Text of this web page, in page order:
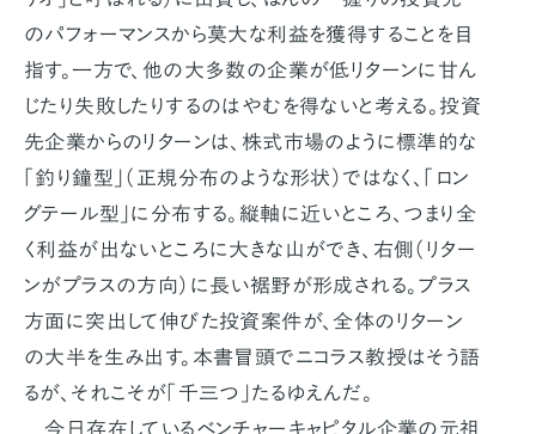
のパフォーマンスから莫大な利益を獲得することを目
指す。一方で、他の大多数の企業が低リターンに甘ん
じたり失敗したりするのはやむを得ないと考える。投資
先企業からのリターンは、株式市場のように標準的な
「釣り鐘型」（正規分布のような形状）ではなく、「ロン
グテール型」に分布する。縦軸に近いところ、つまり全
く利益が出ないところに大きな山ができ、右側（リター
ンがプラスの方向）に長い裾野が形成される。プラス
方面に突出して伸びた投資案件が、全体のリターン
の大半を生み出す。本書冒頭でニコラス教授はそう語
るが、それこそが「千三つ」たるゆえんだ。
今日存在しているベンチャーキャピタル企業の元祖